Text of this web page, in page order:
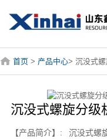
首页 > 产品中心> 沉没式
沉没式螺旋分级
【产品简介】:
沉没式螺